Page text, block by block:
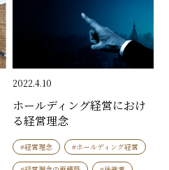
2022.4.10
ホールディング経営におけ
る経営理念
#経営理念 #ホールディング経営